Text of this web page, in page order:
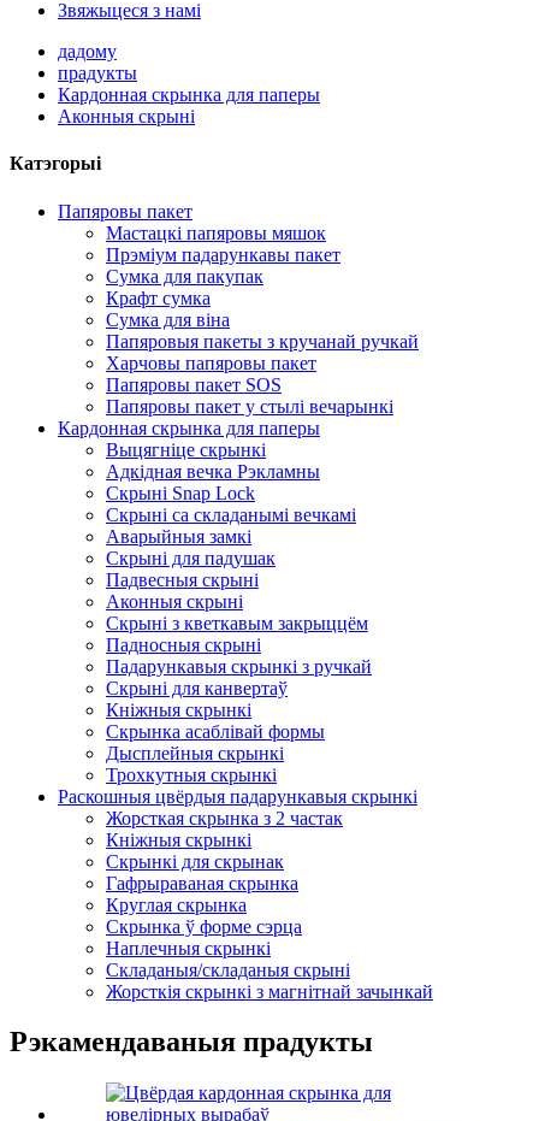
Звяжыцеся з намі
дадому
прадукты
Кардонная скрынка для паперы
Аконныя скрыні
Катэгорыі
Папяровы пакет
Мастацкі папяровы мяшок
Прэміум падарункавы пакет
Сумка для пакупак
Крафт сумка
Сумка для віна
Папяровыя пакеты з кручанай ручкай
Харчовы папяровы пакет
Папяровы пакет SOS
Папяровы пакет у стылі вечарынкі
Кардонная скрынка для паперы
Выцягніце скрынкі
Адкідная вечка Рэкламны
Скрыні Snap Lock
Скрыні са складанымі вечкамі
Аварыйныя замкі
Скрыні для падушак
Падвесныя скрыні
Аконныя скрыні
Скрыні з кветкавым закрыццём
Падносныя скрыні
Падарункавыя скрынкі з ручкай
Скрыні для канвертаў
Кніжныя скрынкі
Скрынка асаблівай формы
Дысплейныя скрынкі
Трохкутныя скрынкі
Раскошныя цвёрдыя падарункавыя скрынкі
Жорсткая скрынка з 2 частак
Кніжныя скрынкі
Скрынкі для скрынак
Гафрыраваная скрынка
Круглая скрынка
Скрынка ў форме сэрца
Наплечныя скрынкі
Складаныя/складаныя скрыні
Жорсткія скрынкі з магнітнай зачынкай
Рэкамендаваныя прадукты